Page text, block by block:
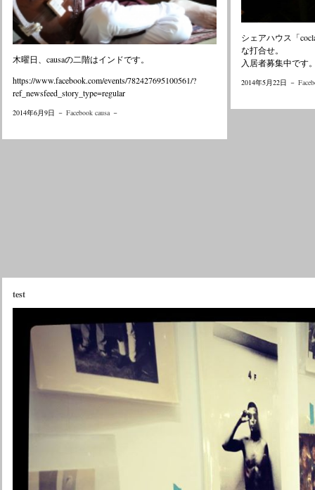
木曜日、causaの二階はインドです。
https://www.facebook.com/events/782427695100561/?
ref_newsfeed_story_type=regular
2014年6月9日 － Facebook causa－
シェアハウス「
な打合せ。
入居者募集中です
2014年5月22日 －
test